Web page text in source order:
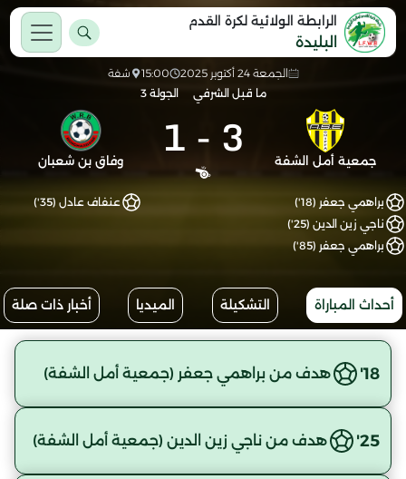
الرابطة الولائية لكرة القدم
البليدة
الجمعة 24 أكتوبر 2025 15:00
شفة
ما قبل الشرفي
الجولة 3
جمعية أمل الشفة 3
-
1 وفاق بن شعبان
براهمي جعفر (18')
ناجي زين الدين (25')
براهمي جعفر (85')
عنفاف عادل (35')
أحداث المباراة التشكيلة الميديا أخبار ذات صلة
18' هدف من براهمي جعفر (جمعية أمل الشفة)
25' هدف من ناجي زين الدين (جمعية أمل الشفة)